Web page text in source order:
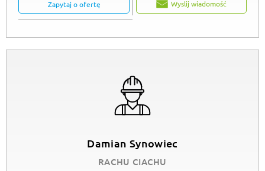
Zapytaj o ofertę Wyslij wiadomość
Damian Synowiec
RACHU CIACHU